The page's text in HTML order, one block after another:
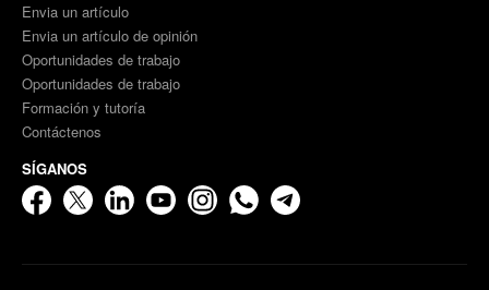
Envia un artículo
Envia un artículo de opinión
Oportunidades de trabajo
Oportunidades de trabajo
Formación y tutoría
Contáctenos
SÍGANOS